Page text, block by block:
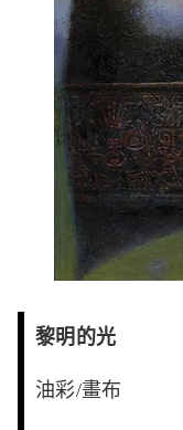
黎明的光
油彩/畫布